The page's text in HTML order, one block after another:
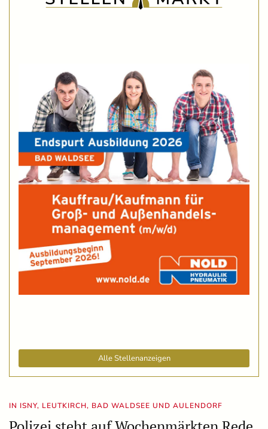
Alle Stellenanzeigen
IN ISNY, LEUTKIRCH, BAD WALDSEE UND AULENDORF